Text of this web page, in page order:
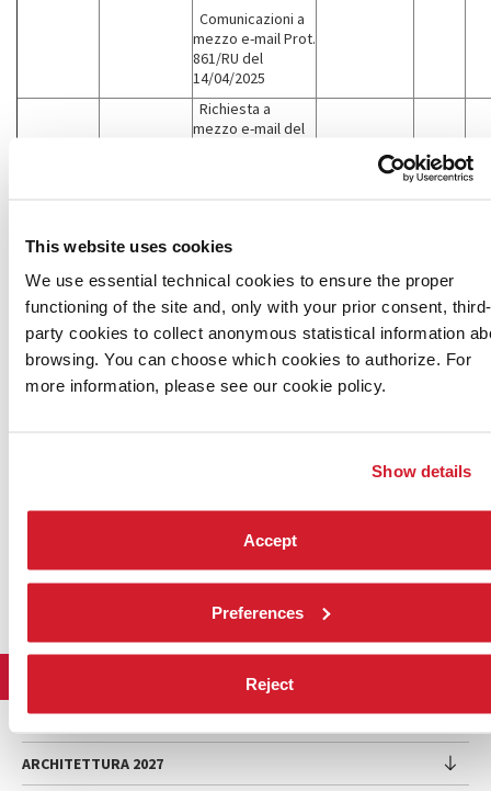
This website uses cookies
We use essential technical cookies to ensure the proper
functioning of the site and, only with your prior consent, third-
party cookies to collect anonymous statistical information
browsing. You can choose which cookies to authorize. For
more information, please see our cookie policy.
Show details
Accept
Preferences
Reject
Comunicazioni a
mezzo e-mail Prot.
861/RU del
14/04/2025
5
Civico
Richiesta a
mezzo e-mail del
Garante di
conferma
dell’avvenuta
notifica del data
breach.
Comunicazioni a
mezzo e-mail del
15/09/2025
L'Istituzione
Cariche istituzionali
Storia
ARTE 2026
Esposizione
ARCHITETTURA 2027